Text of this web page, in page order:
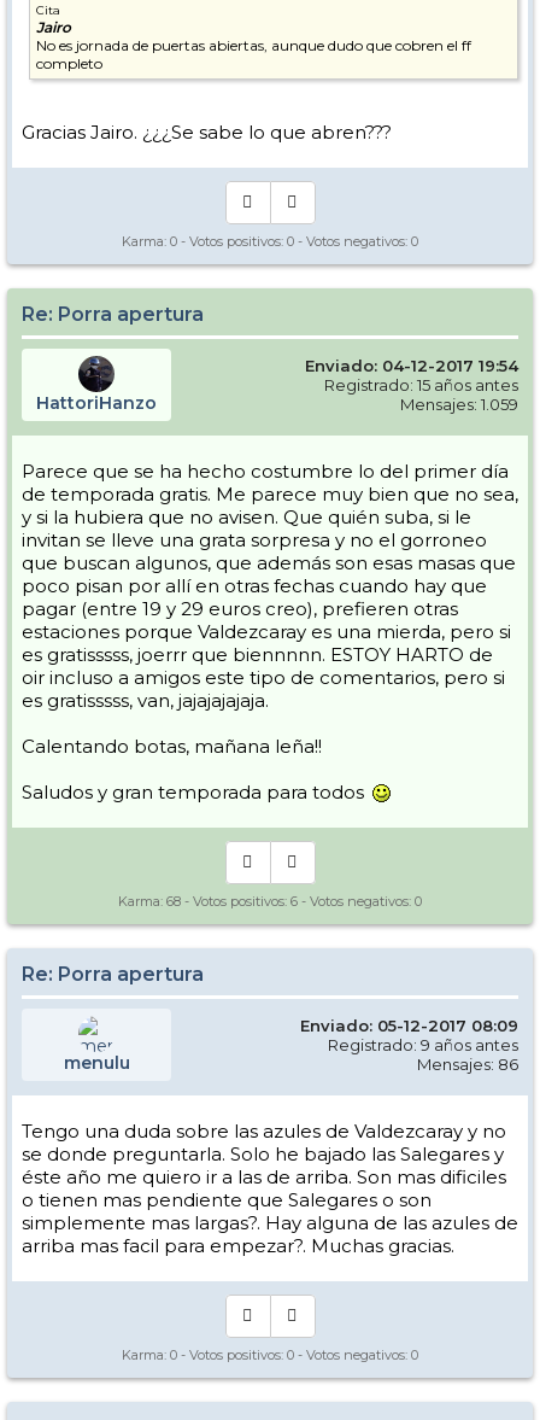
Cita
Jairo
No es jornada de puertas abiertas, aunque dudo que cobren el ff
completo
Gracias Jairo. ¿¿¿Se sabe lo que abren???
Karma: 0 - Votos positivos: 0 - Votos negativos: 0
Re: Porra apertura
HattoriHanzo
Enviado: 04-12-2017 19:54
Registrado: 15 años antes
Mensajes: 1.059
Parece que se ha hecho costumbre lo del primer día
de temporada gratis. Me parece muy bien que no sea,
y si la hubiera que no avisen. Que quién suba, si le
invitan se lleve una grata sorpresa y no el gorroneo
que buscan algunos, que además son esas masas que
poco pisan por allí en otras fechas cuando hay que
pagar (entre 19 y 29 euros creo), prefieren otras
estaciones porque Valdezcaray es una mierda, pero si
es gratisssss, joerrr que biennnnn. ESTOY HARTO de
oir incluso a amigos este tipo de comentarios, pero si
es gratisssss, van, jajajajajaja.
Calentando botas, mañana leña!!
Saludos y gran temporada para todos
Karma: 68 - Votos positivos: 6 - Votos negativos: 0
Re: Porra apertura
menulu
Enviado: 05-12-2017 08:09
Registrado: 9 años antes
Mensajes: 86
Tengo una duda sobre las azules de Valdezcaray y no
se donde preguntarla. Solo he bajado las Salegares y
éste año me quiero ir a las de arriba. Son mas dificiles
o tienen mas pendiente que Salegares o son
simplemente mas largas?. Hay alguna de las azules de
arriba mas facil para empezar?. Muchas gracias.
Karma: 0 - Votos positivos: 0 - Votos negativos: 0